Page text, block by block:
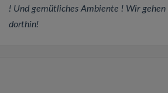
! Und gemütliches Ambiente ! Wir gehen
dorthin!